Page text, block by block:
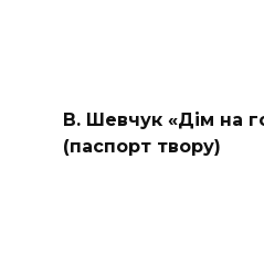
В. Шевчук «Дім на
(паспорт твору)